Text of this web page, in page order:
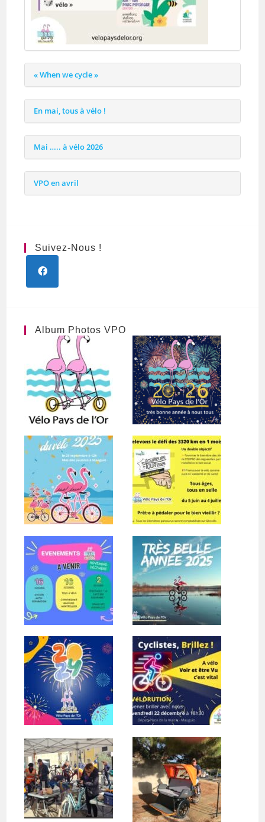
« When we cycle »
En mai, tous à vélo !
Mai ….. à vélo 2026
VPO en avril
Suivez-Nous !
Album Photos VPO